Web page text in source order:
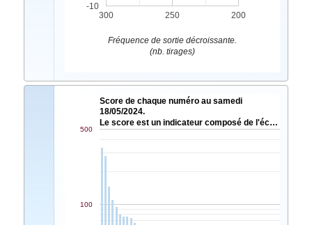
300 250 200
-10
Fréquence de sortie décroissante.
(nb. tirages)
Score de chaque numéro au samedi
18/05/2024.
Le score est un indicateur composé de l'éc…
100
500